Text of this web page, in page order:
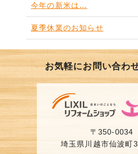
今年の新米は…
夏季休業のお知らせ
お気軽にお問い合わ
〒350-0034
埼玉県川越市仙波町